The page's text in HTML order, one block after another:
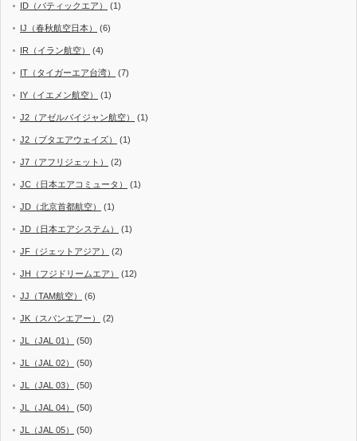
ID（バティックエア） (1)
IJ（春秋航空日本） (6)
IR（イラン航空） (4)
IT（タイガーエア台湾） (7)
IY（イエメン航空） (1)
J2（アゼルバイジャン航空） (1)
J2（ブタエアウェイズ） (1)
J7（アフリジェット） (2)
JC（日本エアコミュータ） (1)
JD（北京首都航空） (1)
JD（日本エアシステム） (1)
JF（ジェットアジア） (2)
JH（フジドリームエア） (12)
JJ（TAM航空） (6)
JK（スパンエアー） (2)
JL（JAL 01） (50)
JL（JAL 02） (50)
JL（JAL 03） (50)
JL（JAL 04） (50)
JL（JAL 05） (50)